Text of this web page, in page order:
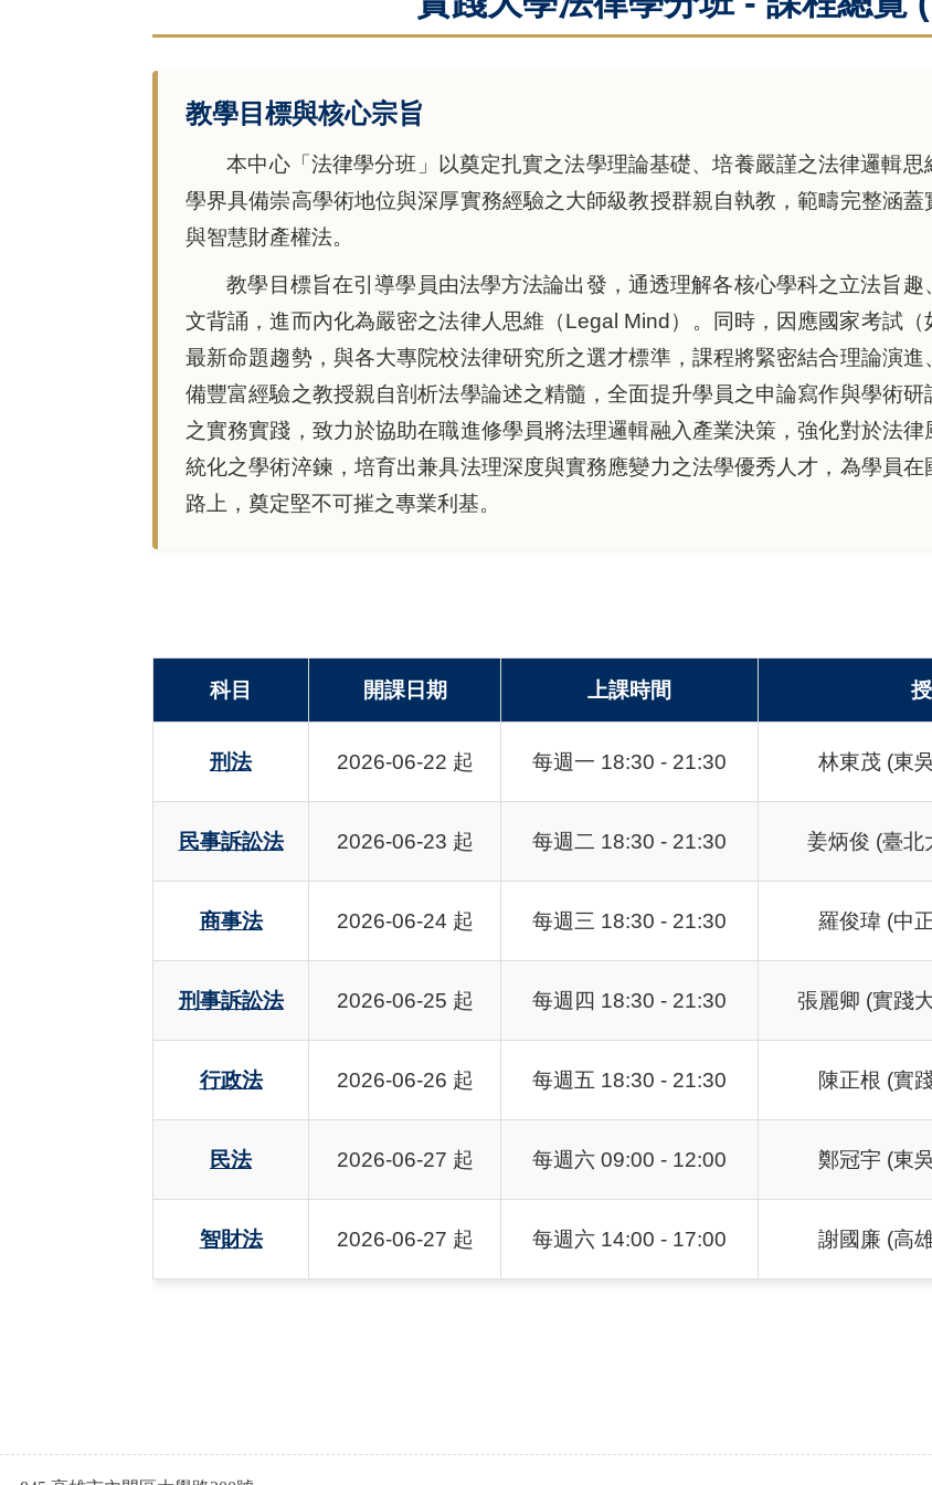
教學目標與核心宗旨
本中心「法律學分班」以奠定扎實之法學理論基礎、培養嚴謹之法律邏輯
學界具備崇高學術地位與深厚實務經驗之大師級教授群親自執教，範疇完整涵
與智慧財產權法。
教學目標旨在引導學員由法學方法論出發，通透理解各核心學科之立法旨
文背誦，進而內化為嚴密之法律人思維（Legal Mind）。同時，因應國家考試
最新命題趨勢，與各大專院校法律研究所之選才標準，課程將緊密結合理論演
備豐富經驗之教授親自剖析法學論述之精髓，全面提升學員之申論寫作與學術
之實務實踐，致力於協助在職進修學員將法理邏輯融入產業決策，強化對於法
統化之學術淬鍊，培育出兼具法理深度與實務應變力之法學優秀人才，為學員
路上，奠定堅不可摧之專業利基。
科目 開課日期 上課時間
刑法 2026-06-22 起 每週一 18:30 - 21:30 林東茂 (東
民事訴訟法 2026-06-23 起 每週二 18:30 - 21:30 姜炳俊 (臺北
商事法 2026-06-24 起 每週三 18:30 - 21:30 羅俊瑋 (中
刑事訴訟法 2026-06-25 起 每週四 18:30 - 21:30 張麗卿 (實踐
行政法 2026-06-26 起 每週五 18:30 - 21:30 陳正根 (實
民法 2026-06-27 起 每週六 09:00 - 12:00 鄭冠宇 (東
智財法 2026-06-27 起 每週六 14:00 - 17:00 謝國廉 (高